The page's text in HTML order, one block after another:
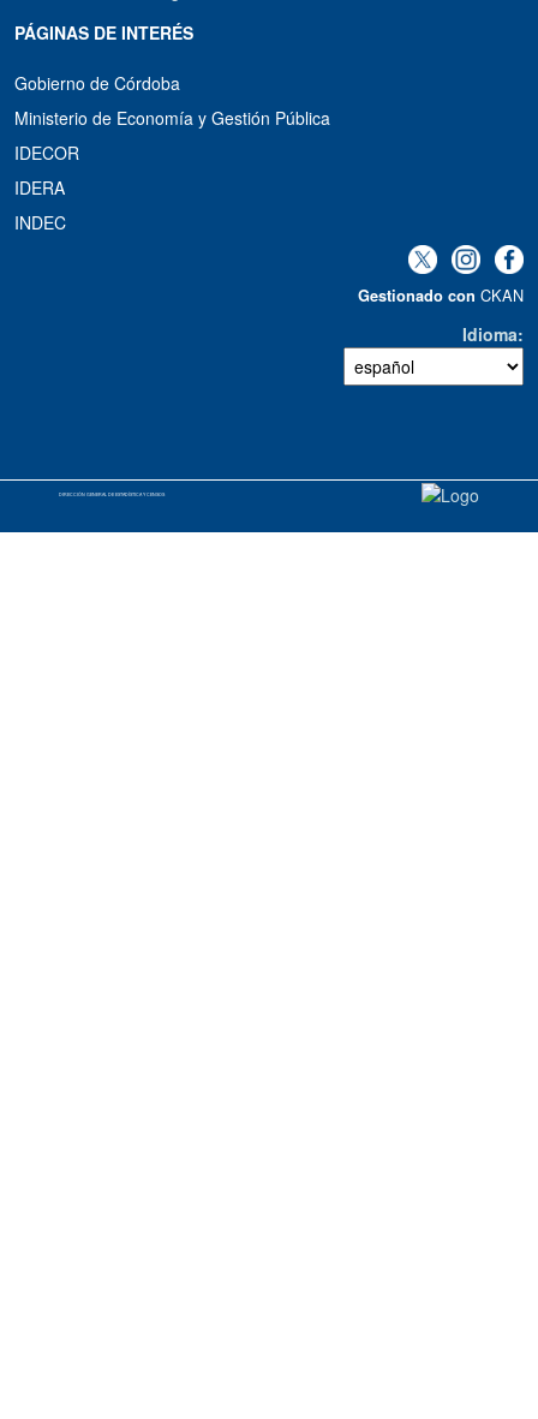
PÁGINAS DE INTERÉS
Gobierno de Córdoba
Ministerio de Economía y Gestión Pública
IDECOR
IDERA
INDEC
Gestionado con CKAN
Idioma
DIRECCIÓN GENERAL DE ESTADÍSTICA Y CENSOS